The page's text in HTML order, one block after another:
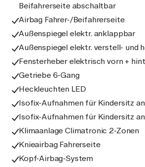
Beifahrerseite abschaltbar
Airbag Fahrer-/Beifahrerseite
Außenspiegel elektr. anklappbar
Außenspiegel elektr. verstell- und
Fensterheber elektrisch vorn +
Getriebe 6-Gang
Heckleuchten LED
Isofix-Aufnahmen für Kindersitz
Isofix-Aufnahmen für Kindersitz
Klimaanlage Climatronic 2-Zonen
Knieairbag Fahrerseite
Kopf-Airbag-System